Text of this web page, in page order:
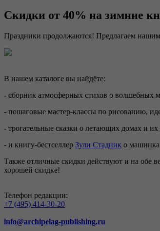
Скидки от 40% на зимние
Праздники продолжаются! Предлагаем нашим
В нашем каталоге вы найдёте:
- сборник атмосферных стихов о волшебных
- пошаговые мастер-классы по рисованию,
- трогательные сказки о летающих домах и их
- и книгу-бестселлер Зули Стадник о
Также отличные скидки действуют и на обе
хорошей скидке!
Телефон редакции:
+7 (495) 414-30-20
info@archipelag-publishing.ru